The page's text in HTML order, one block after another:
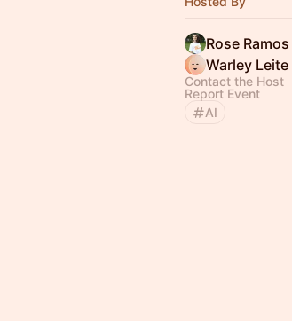
Rose Ramos
Warley Leite
Contact the Host
Report Event
AI